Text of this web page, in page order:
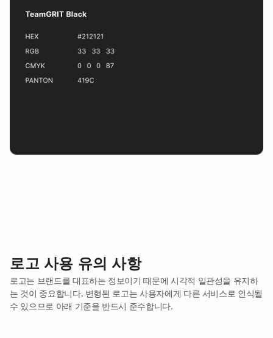
로고 사용 유의 사항
로고는 브랜드를 대표하는 정보이기 때문에 시각적 일관성을 유지하
는 것이 중요합니다. 변형된 로고는 사용자에게 다른 서비스로 인식될
수 있으므로 아래 기준을 반드시 준수합니다.